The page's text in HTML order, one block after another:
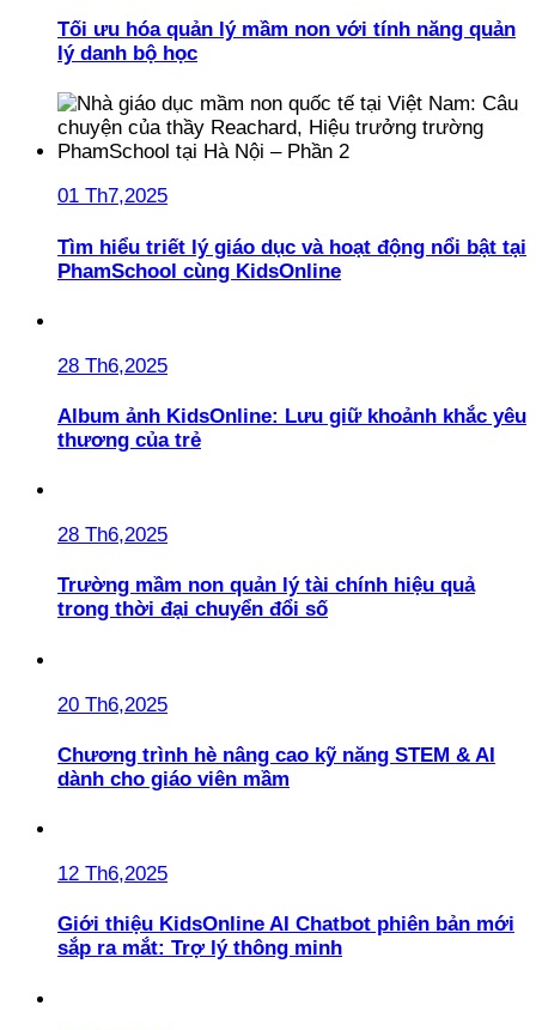
Tối ưu hóa quản lý mầm non với tính năng quản
lý danh bộ học
01 Th7,2025
Tìm hiểu triết lý giáo dục và hoạt động nổi bật tại
PhamSchool cùng KidsOnline
28 Th6,2025
Album ảnh KidsOnline: Lưu giữ khoảnh khắc yêu
thương của trẻ
28 Th6,2025
Trường mầm non quản lý tài chính hiệu quả
trong thời đại chuyển đổi số
20 Th6,2025
Chương trình hè nâng cao kỹ năng STEM & AI
dành cho giáo viên mầm
12 Th6,2025
Giới thiệu KidsOnline AI Chatbot phiên bản mới
sắp ra mắt: Trợ lý thông minh